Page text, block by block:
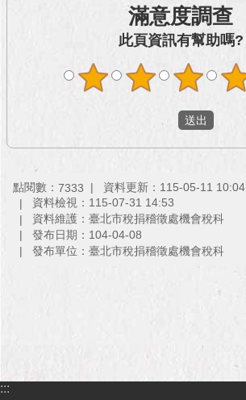
旅
網
政
府
網
滿意度調查
此頁資訊有幫助嗎?
點閱數： 7333
資料更新：115-05-11 10:04
資料檢視：115-07-31 14:53
資料維護：臺北市稅捐稽徵處機會稅科
發布日期：104-04-08
發布單位：臺北市稅捐稽徵處機會稅科
:::